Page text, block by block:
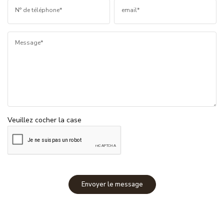
N° de téléphone* email*
Message*
Veuillez cocher la case
Envoyer le message